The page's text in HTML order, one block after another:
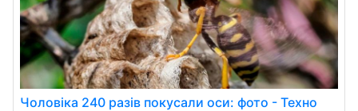
Чоловіка 240 разів покусали оси: фото - Техно